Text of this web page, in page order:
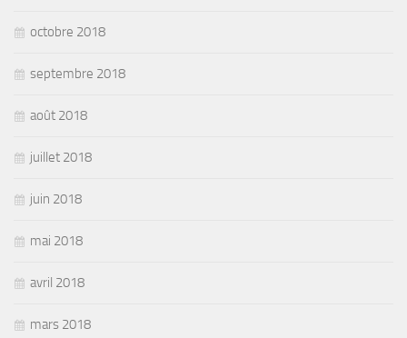
octobre 2018
septembre 2018
août 2018
juillet 2018
juin 2018
mai 2018
avril 2018
mars 2018